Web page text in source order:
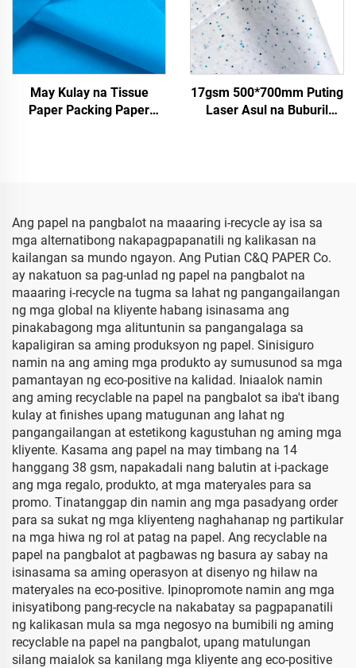
May Kulay na Tissue
Paper Packing Paper
17gsm 500*700mm Puting
Laser Asul na Buburil
Ang papel na pangbalot na maaaring i-recycle ay isa sa
mga alternatibong nakapagpapanatili ng kalikasan na
kailangan sa mundo ngayon. Ang Putian C&Q PAPER Co.
ay nakatuon sa pag-unlad ng papel na pangbalot na
maaaring i-recycle na tugma sa lahat ng pangangailangan
ng mga global na kliyente habang isinasama ang
pinakabagong mga alituntunin sa pangangalaga sa
kapaligiran sa aming produksyon ng papel. Sinisiguro
namin na ang aming mga produkto ay sumusunod sa mga
pamantayan ng eco-positive na kalidad. Iniaalok namin
ang aming recyclable na papel na pangbalot sa iba't ibang
kulay at finishes upang matugunan ang lahat ng
pangangailangan at estetikong kagustuhan ng aming mga
kliyente. Kasama ang papel na may timbang na 14
hanggang 38 gsm, napakadali nang balutin at i-package
ang mga regalo, produkto, at mga materyales para sa
promo. Tinatanggap din namin ang mga pasadyang order
para sa sukat ng mga kliyenteng naghahanap ng partikular
na mga hiwa ng rol at patag na papel. Ang recyclable na
papel na pangbalot at pagbawas ng basura ay sabay na
isinasama sa aming operasyon at disenyo ng hilaw na
materyales na eco-positive. Ipinopromote namin ang mga
inisyatibong pang-recycle na nakabatay sa pagpapanatili
ng kalikasan mula sa mga negosyo na bumibili ng aming
recyclable na papel na pangbalot, upang matulungan
silang maialok sa kanilang mga kliyente ang eco-positive